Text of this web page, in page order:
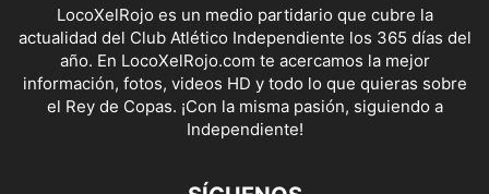
LocoXelRojo es un medio partidario que cubre la
actualidad del Club Atlético Independiente los 365 días del
año. En LocoXelRojo.com te acercamos la mejor
información, fotos, videos HD y todo lo que quieras sobre
el Rey de Copas. ¡Con la misma pasión, siguiendo a
Independiente!